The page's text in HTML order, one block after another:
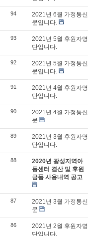
94
2021년 6월 가정통신
문입니다.
93
2021년 5월 후원자명
단입니다.
92
2021년 5월 가정통신
문입니다.
91
2021년 4월 후원자명
단입니다.
90
2021년 4월 가정통신
문
89
2021년 3월 후원자명
단입니다.
88
2020년 광성지역아
동센터 결산 및 후원
금품 사용내역 공고
87
2021년 3월 가정통신
문
86
2021년 2월 후원자명
단입니다.